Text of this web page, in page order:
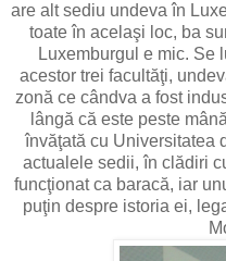
are alt sediu undeva în
toate în acelaşi loc, ba
Luxemburgul e mic. Se
acestor trei facultăţi,
zonă ce cândva a fost
lângă că este peste
învăţată cu Universitatea
actualele sedii, în clădiri
funcţionat ca baracă, iar
puţin despre istoria ei,